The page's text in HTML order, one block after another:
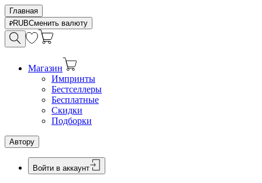
Главная
RUBСменить валюту
Магазин
Импринты
Бестселлеры
Бесплатные
Скидки
Подборки
Автору
Войти в аккаунт